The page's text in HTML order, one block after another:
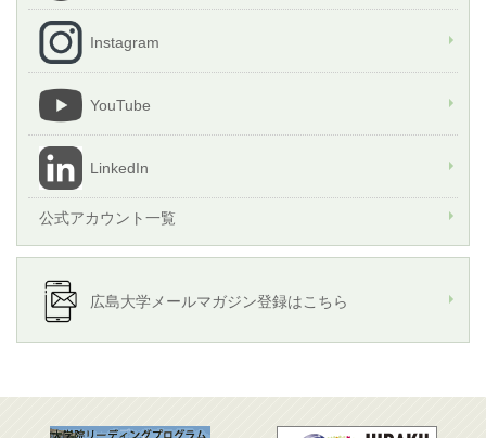
Instagram
YouTube
LinkedIn
公式アカウント一覧
広島大学メールマガジン登録はこちら